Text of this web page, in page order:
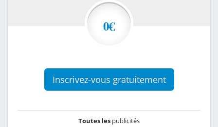
0€
Inscrivez-vous gratuitement
Toutes les publicités